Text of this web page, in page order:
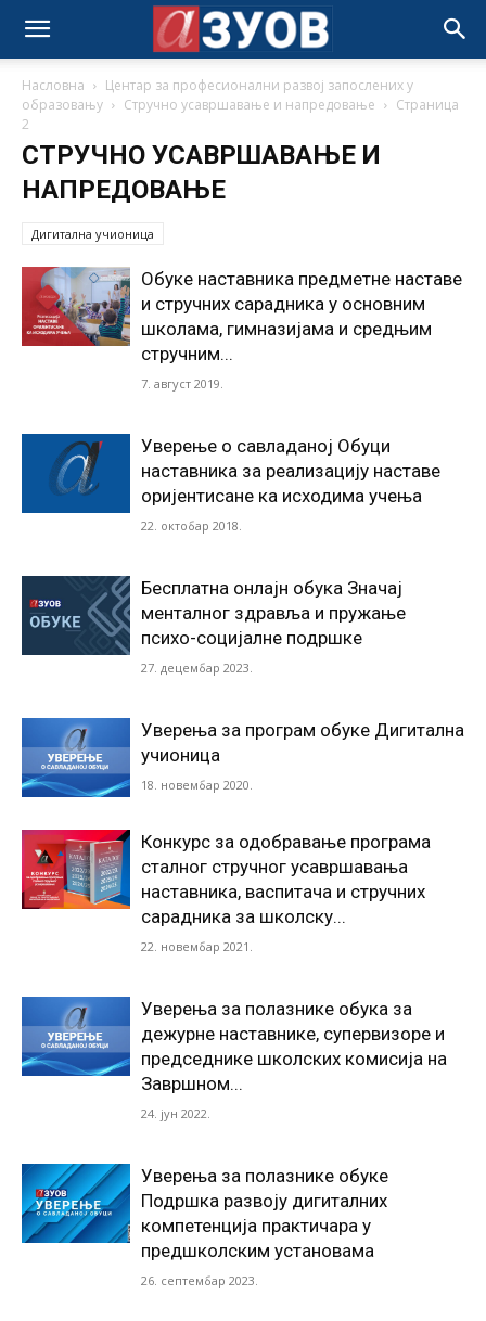
Насловна
Центар за професионални развој запослених у
образовању
Стручно усавршавање и напредовање
Страница
2
СТРУЧНО УСАВРШАВАЊЕ И
НАПРЕДОВАЊЕ
Дигитална учионица
Oбукe наставника предметне наставе
и стручних сарадника у основним
школама, гимназијама и средњим
стручним...
7. август 2019.
Уверење о савладаној Обуци
наставника за реализацију наставе
оријентисане ка исходима учења
22. октобар 2018.
Бесплатна онлајн обука Значај
менталног здравља и пружање
психо-социјалне подршке
27. децембар 2023.
Уверења за програм обуке Дигитална
учионица
18. новембар 2020.
Конкурс за одобравање програма
сталног стручног усавршавања
наставника, васпитача и стручних
сарадника за школску...
22. новембар 2021.
Уверења за полазнике обука за
дежурне наставнике, супервизоре и
председнике школских комисија на
Завршном...
24. јун 2022.
Уверења за полазнике обуке
Подршка развоју дигиталних
компетенција практичара у
предшколским установама
26. септембар 2023.